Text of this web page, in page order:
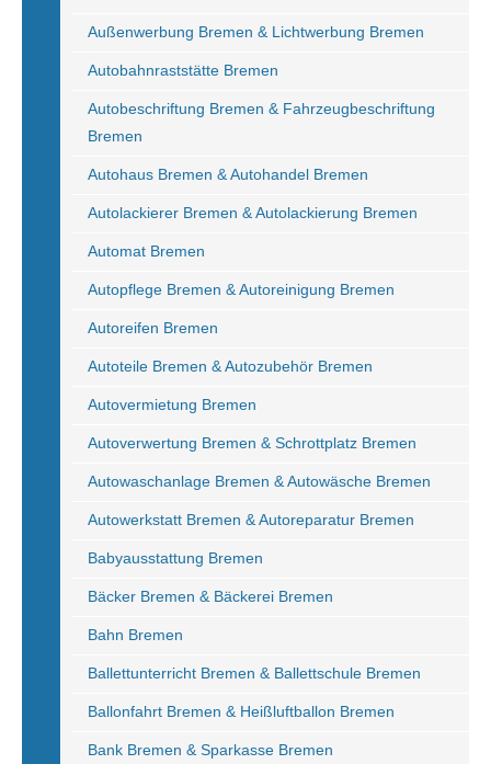
Außenwerbung Bremen & Lichtwerbung Bremen
Autobahnraststätte Bremen
Autobeschriftung Bremen & Fahrzeugbeschriftung
Bremen
Autohaus Bremen & Autohandel Bremen
Autolackierer Bremen & Autolackierung Bremen
Automat Bremen
Autopflege Bremen & Autoreinigung Bremen
Autoreifen Bremen
Autoteile Bremen & Autozubehör Bremen
Autovermietung Bremen
Autoverwertung Bremen & Schrottplatz Bremen
Autowaschanlage Bremen & Autowäsche Bremen
Autowerkstatt Bremen & Autoreparatur Bremen
Babyausstattung Bremen
Bäcker Bremen & Bäckerei Bremen
Bahn Bremen
Ballettunterricht Bremen & Ballettschule Bremen
Ballonfahrt Bremen & Heißluftballon Bremen
Bank Bremen & Sparkasse Bremen